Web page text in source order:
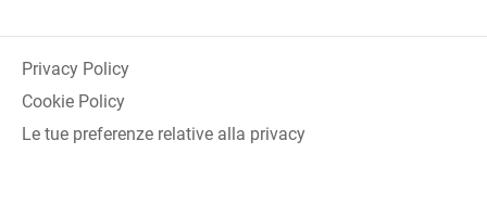
Privacy Policy
Cookie Policy
Le tue preferenze relative alla privacy